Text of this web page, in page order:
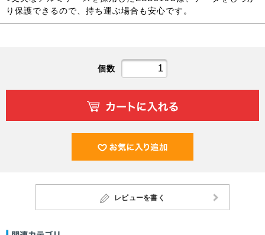
り保護できるので、持ち運ぶ場合も安心です。
個数
レビューを書く